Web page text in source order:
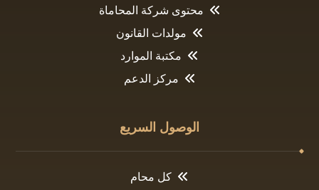
محتوى شركة المحاماة
مولدات القانون
مكتبة الموارد
مركز الدعم
الوصول السريع
كل محام